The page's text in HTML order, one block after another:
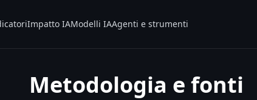
Impatto IAModelli IAAgenti e strumenti
Metodologia e fonti